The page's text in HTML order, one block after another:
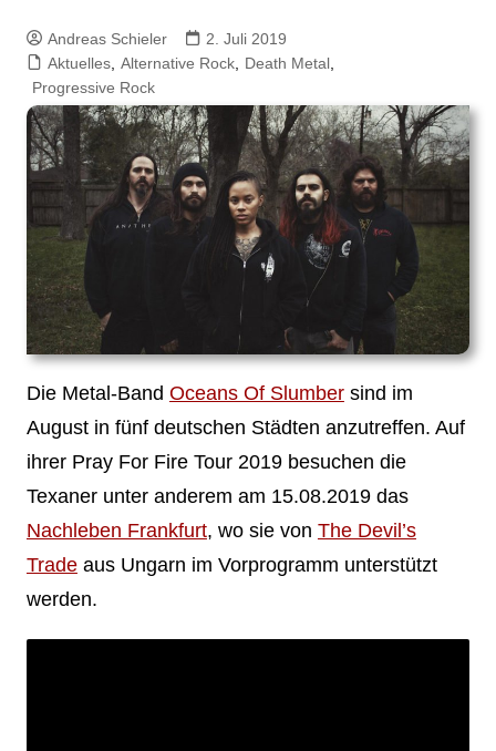
Andreas Schieler
2. Juli 2019
Aktuelles, Alternative Rock, Death Metal,
Progressive Rock
Die Metal-Band Oceans Of Slumbersind im
August in fünf deutschen Städten anzutreffen. Auf
ihrer Pray For Fire Tour 2019 besuchen die
Texaner unter anderem am 15.08.2019 das
Nachleben Frankfurt, wo sie von The Devil’s
Tradeaus Ungarn im Vorprogramm unterstützt
werden.